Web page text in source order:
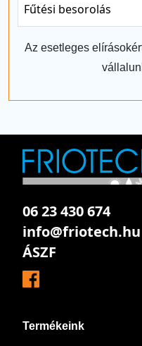
Fűtési besorolás
Az esetleges
06 23 430 674
info@friotech.hu
ÁSZF
Termékeink